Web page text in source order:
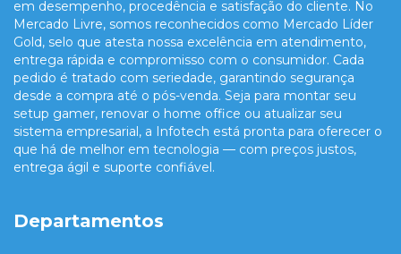
em desempenho, procedência e satisfação do cliente. No
Mercado Livre, somos reconhecidos como Mercado Líder
Gold, selo que atesta nossa excelência em atendimento,
entrega rápida e compromisso com o consumidor. Cada
pedido é tratado com seriedade, garantindo segurança
desde a compra até o pós-venda. Seja para montar seu
setup gamer, renovar o home office ou atualizar seu
sistema empresarial, a Infotech está pronta para oferecer o
que há de melhor em tecnologia — com preços justos,
entrega ágil e suporte confiável.
Departamentos